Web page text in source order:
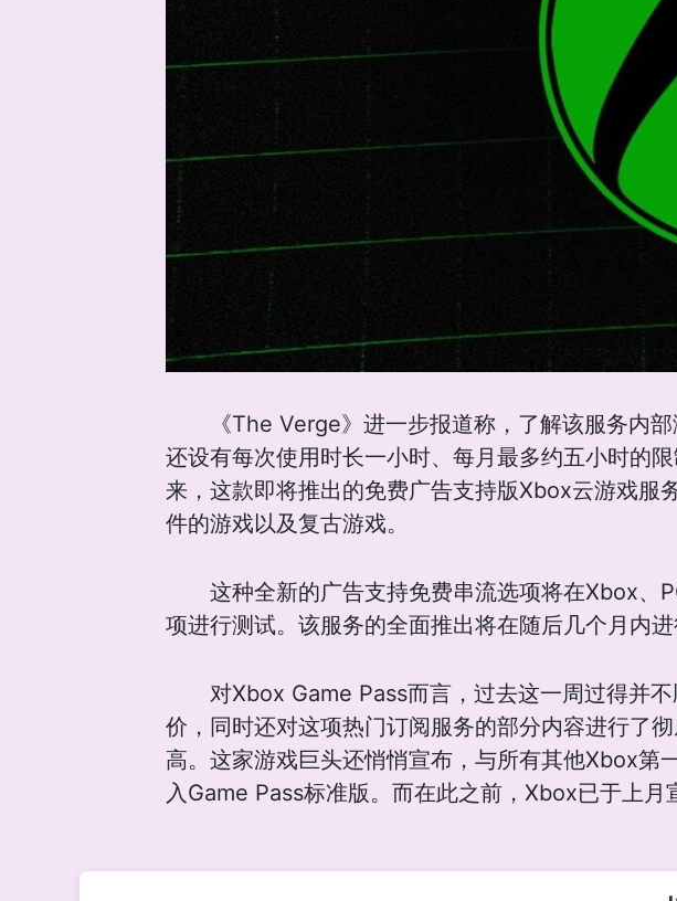
《The Verge》进一步报道称，了解该服务内
还设有每次使用时长一小时、每月最多约五小时的
来，这款即将推出的免费广告支持版Xbox云游戏服
件的游戏以及复古游戏。
这种全新的广告支持免费串流选项将在Xbox、
项进行测试。该服务的全面推出将在随后几个月内进
对Xbox Game Pass而言，过去这一周过得并
价，同时还对这项热门订阅服务的部分内容进行了
高。这家游戏巨头还悄悄宣布，与所有其他Xbox第
入Game Pass标准版。而在此之前，Xbox已于上